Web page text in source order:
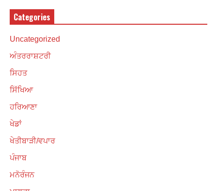
Categories
Uncategorized
ਅੰਤਰਰਾਸ਼ਟਰੀ
ਸਿਹਤ
ਸਿੱਖਿਆ
ਹਰਿਆਣਾ
ਖੇਡਾਂ
ਖੇਤੀਬਾੜੀ/ਵਪਾਰ
ਪੰਜਾਬ
ਮਨੋਰੰਜਨ